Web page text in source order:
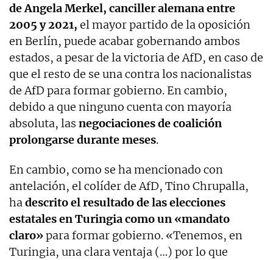
de Angela Merkel, canciller alemana entre
2005 y 2021, el mayor partido de la oposición
en Berlín, puede acabar gobernando ambos
estados, a pesar de la victoria de AfD, en caso de
que el resto de se una contra los nacionalistas
de AfD para formar gobierno. En cambio,
debido a que ninguno cuenta con mayoría
absoluta, las negociaciones de coalición
prolongarse durante meses.
En cambio, como se ha mencionado con
antelación, el colíder de AfD, Tino Chrupalla,
hadescrito el resultado de las elecciones
estatales en Turingia como un «mandato
claro»para formar gobierno. «Tenemos, en
Turingia, una clara ventaja (…) por lo que